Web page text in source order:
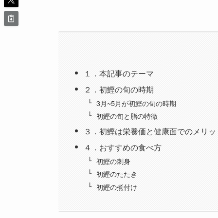
１．本記事のテーマ
２．初鰹の旬の時期
3月~5月が初鰹の旬の時期
初鰹の旬と脂の特徴
３．初鰹は栄養価と健康面でのメリ
４．おすすめの食べ方
初鰹の刺身
初鰹のたたき
初鰹の煮付け